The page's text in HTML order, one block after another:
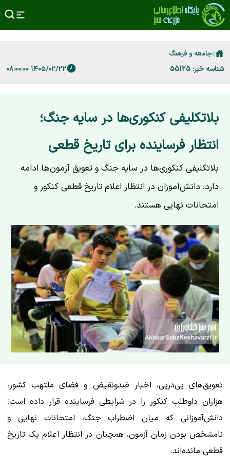
جامعه و فرهنگ
شناسه خبر: 55125 ۱۴۰۵/۰۲/۲۲ ۰۸:۰۰:۰۰
بلاتکلیفی کنکوری‌ها در سایه جنگ؛
انتظار فرساینده برای تاریخ قطعی
بلاتکلیفی کنکوری‌ها در سایه جنگ و تعویق آزمون‌ها ادامه
دارد. دانش‌آموزان در انتظار اعلام تاریخ قطعی کنکور و
امتحانات نهایی هستند.
تعویق‌های پی‌درپی، اخبار ضدونقیض و فضای ملتهب کشور،
هزاران داوطلب کنکور را در شرایطی فرساینده قرار داده است؛
دانش‌آموزانی که میان اضطراب جنگ، امتحانات نهایی و
نامشخص بودن زمان آزمون، همچنان در انتظار اعلام یک تاریخ
قطعی مانده‌اند.